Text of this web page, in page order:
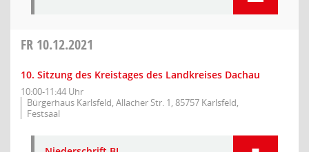
FR 10.12.2021
10. Sitzung des Kreistages des Landkreises Dachau
10:00-11:44 Uhr
Bürgerhaus Karlsfeld, Allacher Str. 1, 85757 Karlsfeld,
Festsaal